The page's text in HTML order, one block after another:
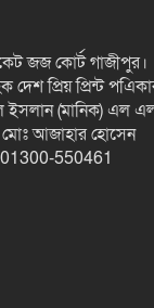
জজ কোর্ট
প্রিয় প্রিন্ট
(মানিক) এল
মোঃ আজাহার হোসেন
01300-550461